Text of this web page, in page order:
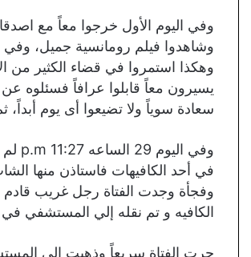
وفي اليوم الأول خرجوا معاً مع
وشاهدوا فيلم رومانسية جميل، وفي
وهكذا استمروا في قضاء الكثير من
يسيرون معاً قابلوا عرافاً فسئلوه
سعادة سوياً ولا تضيعوا أى يوم
وفجأة وجدت الفتاة رجل غريب
الكافيه و تم نقله إلي المستشفي